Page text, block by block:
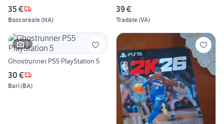
35 €
Boscoreale(NA)
39 €
Tradate(VA)
3
Ghostrunner PS5 PlayStation 5
30 €
Bari(BA)